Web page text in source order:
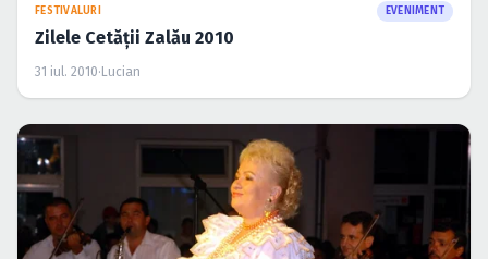
FESTIVALURI EVENIMENT
Zilele Cetăţii Zalău 2010
31 iul. 2010· Lucian